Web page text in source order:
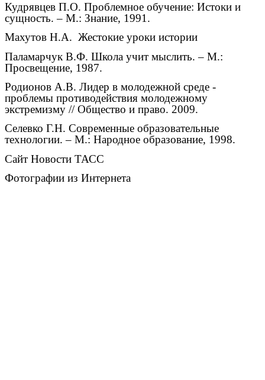
Кудрявцев П.О. Проблемное обучение: Истоки и
сущность. – М.: Знание, 1991.
Махутов Н.А. Жестокие уроки истории
Паламарчук В.Ф. Школа учит мыслить. – М.:
Просвещение, 1987.
Родионов А.В. Лидер в молодежной среде -
проблемы противодействия молодежному
экстремизму // Общество и право. 2009.
Селевко Г.Н. Современные образовательные
технологии. – М.: Народное образование, 1998.
Сайт Новости ТАСС
Фотографии из Интернета